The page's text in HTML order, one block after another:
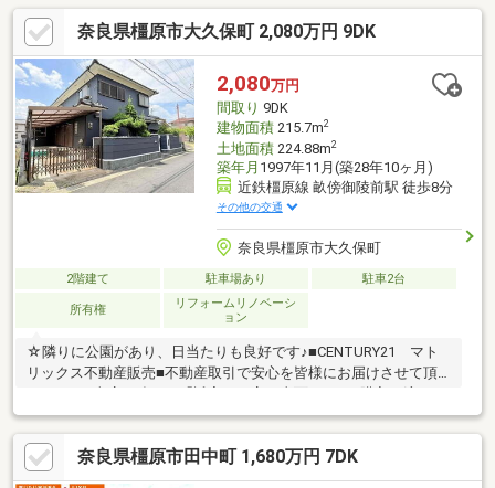
奈良県橿原市大久保町 2,080万円 9DK
2,080万円
間取り 9DK
建物面積215.7m2
土地面積224.88m2
築年月 1997年11月(築28年10ヶ月)
近鉄橿原線 畝傍御陵前駅 徒歩8分
その他の交通
奈良県橿原市大久保町
2階建て 駐車場あり 駐車2台
所有権
リフォームリノベーシ
ョン
☆隣りに公園があり、日当たりも良好です♪■CENTURY21 マト
リックス不動産販売■不動産取引で安心を皆様にお届けさせて頂
らリフォーム工事まで全てお任せ下さい。■物件探しの注意点
等、良い事だけでなく懸念点までしっかりとお知らせしておりま
す。■お得な金利のご提案（融資中・返済相談・女性単身・派遣
社員・非正規雇用の方でも相談可能です。）■住宅に関するご相
奈良県橿原市田中町 1,680万円 7DK